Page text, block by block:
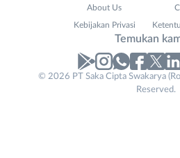
No. Telp /
About Us
Kebijakan Privasi
Temukan
© 2026 PT Saka Cipta Swakarya
Reserved.